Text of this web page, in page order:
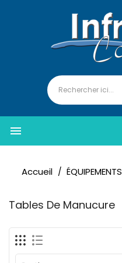

Accueil ÉQUIPEMENTS
Tables De Manucure